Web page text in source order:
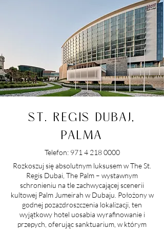
ST. REGIS DUBAJ,
PALMA
Telefon: 971 4 218 0000
Rozkoszuj się absolutnym luksusem w The St.
Regis Dubai, The Palm – wystawnym
schronieniu na tle zachwycającej scenerii
kultowej Palm Jumeirah w Dubaju. Położony w
godnej pozazdroszczenia lokalizacji, ten
wyjątkowy hotel uosabia wyrafinowanie i
przepych, oferując sanktuarium, w którym